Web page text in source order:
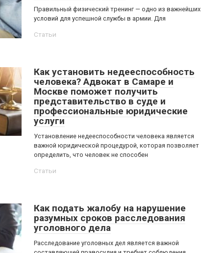
Правильный физический тренинг — одно из важнейших
условий для успешной службы в армии. Для
Статьи
Как установить недееспособность
человека? Адвокат в Самаре и
Москве поможет получить
представительство в суде и
профессиональные юридические
услуги
Установление недееспособности человека является
важной юридической процедурой, которая позволяет
определить, что человек не способен
Статьи
Как подать жалобу на нарушение
разумных сроков расследования
уголовного дела
Расследование уголовных дел является важной